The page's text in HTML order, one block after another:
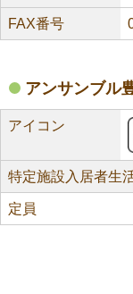
FAX番号
アンサンブル
アイコン
特定施設入居者生
定員